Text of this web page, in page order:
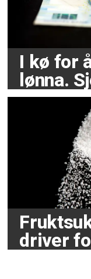
I kø for
lønna.
driver